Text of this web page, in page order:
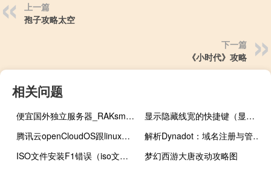
上一篇
孢子攻略太空
下一篇
《小时代》攻略
相关问题
便宜国外独立服务器_RAKsmart年终钜惠海外直连独立服务器$30/月起（站群、高防、大带宽独立服务器）
显示隐藏线宽的快捷键（显示隐藏）
腾讯云openCloudOS跟linux宝塔版区别？
解析Dynadot：域名注册与管理的高效解决方案
ISO文件安装F1错误（iso文件安装）
梦幻西游大唐改动攻略图